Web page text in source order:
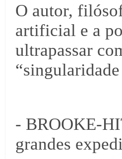
O autor,
artificial e a
ultrapassar
- BROOKE-
grandes